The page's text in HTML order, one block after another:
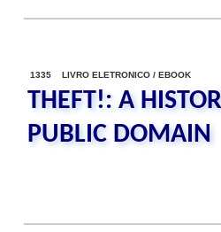
1335 LIVRO ELETRONICO / EBOOK
THEFT!: A
PUBLIC DOMAIN